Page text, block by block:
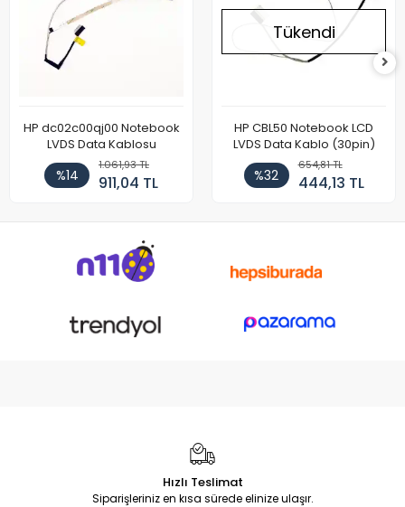
HP dc02c00qj00 Notebook
LVDS Data Kablosu
%14
1.061,93 TL
911,04 TL
Tükendi
HP CBL50 Notebook LCD
LVDS Data Kablo (30pin)
%32
654,81 TL
444,13 TL
Hızlı Teslimat
Siparişleriniz en kısa sürede elinize ulaşır.